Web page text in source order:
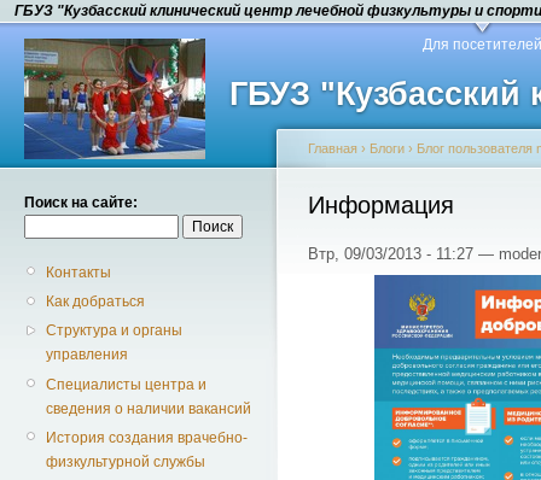
ГБУЗ "Кузбасский клинический центр лечебной физкультуры и
ГБУЗ
Для посетителей
Поиск на сайте:
Контакты
Как добраться
Структура и органы
управления
Специалисты центра и
сведения о наличии вакансий
История создания врачебно-
физкультурной службы
Главная › Блоги › Блог пользователя
Информация
Втр, 09/03/2013 - 11:27 —